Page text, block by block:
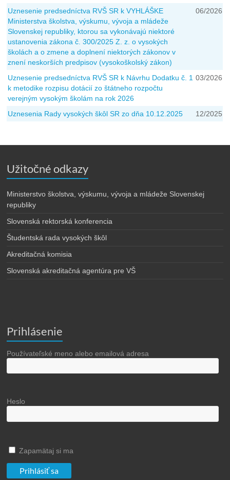
Uznesenie predsedníctva RVŠ SR k VYHLÁŠKE
Ministerstva školstva, výskumu, vývoja a mládeže
Slovenskej republiky, ktorou sa vykonávajú niektoré
ustanovenia zákona č. 300/2025 Z. z. o vysokých
školách a o zmene a doplnení niektorých zákonov v
znení neskorších predpisov (vysokoškolský zákon)
06/2026
Uznesenie predsedníctva RVŠ SR k Návrhu Dodatku č. 1
k metodike rozpisu dotácií zo štátneho rozpočtu
verejným vysokým školám na rok 2026
03/2026
Uznesenia Rady vysokých škôl SR zo dňa 10.12.2025 12/2025
Užitočné odkazy
Ministerstvo školstva, výskumu, vývoja a mládeže Slovenskej
republiky
Slovenská rektorská konferencia
Študentská rada vysokých škôl
Akreditačná komisia
Slovenská akreditačná agentúra pre VŠ
Prihlásenie
Používateľské meno alebo emailová adresa
Heslo
Zapamätaj si ma